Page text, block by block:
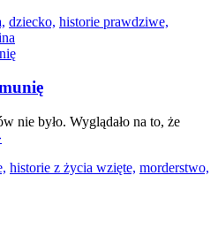
dziecko, historie prawdziwe,
nie było. Wyglądało na to, że
historie z życia wzięte, morderstwo,